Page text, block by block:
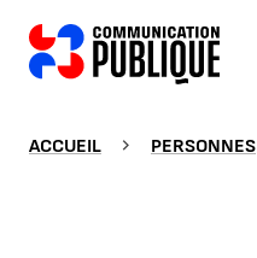
ACCUEIL PERSONNES